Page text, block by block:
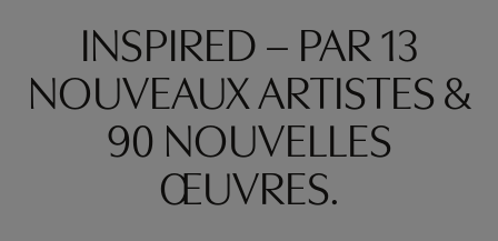
INSPIRED – PAR 13
NOUVEAUX ARTISTES &
90 NOUVELLES
ŒUVRES.